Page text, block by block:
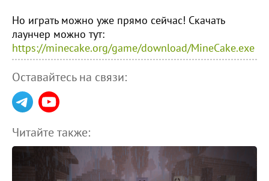
Но играть можно уже прямо сейчас! Скачать
лаунчер можно тут:
https://minecake.org/game/download/MineCake.exe
Оставайтесь на связи:
Читайте также: